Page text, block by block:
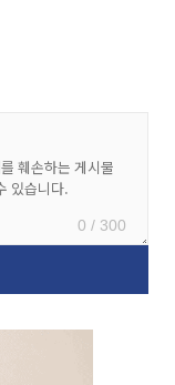
0 / 300